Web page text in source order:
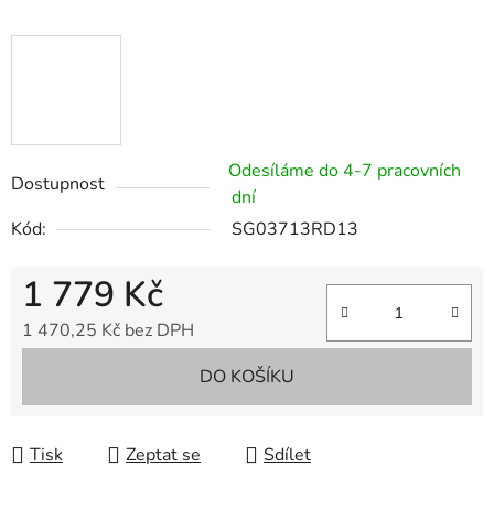
Dostupnost
Odesíláme do 4-7 pracovních
dní
Kód:
SG03713RD13
1 779 Kč
1 470,25 Kč bez DPH
DO KOŠÍKU
Tisk Zeptat se Sdílet